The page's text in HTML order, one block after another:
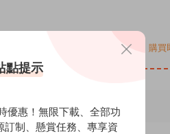
Email: support@addprofans.com。購買
。
點提示
優惠！無限下載、全部功
訂制、懸賞任務、專享資